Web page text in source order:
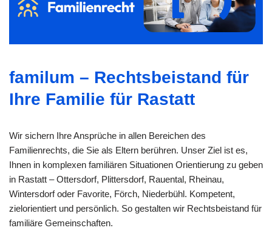
familum – Rechtsbeistand für
Ihre Familie für Rastatt
Wir sichern Ihre Ansprüche in allen Bereichen des
Familienrechts, die Sie als Eltern berühren. Unser Ziel ist es,
Ihnen in komplexen familiären Situationen Orientierung zu geben
in Rastatt – Ottersdorf, Plittersdorf, Rauental, Rheinau,
Wintersdorf oder Favorite, Förch, Niederbühl. Kompetent,
zielorientiert und persönlich. So gestalten wir Rechtsbeistand für
familiäre Gemeinschaften.